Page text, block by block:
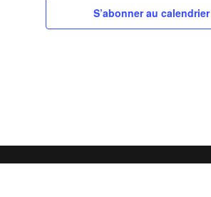
S’abonner au calendrier